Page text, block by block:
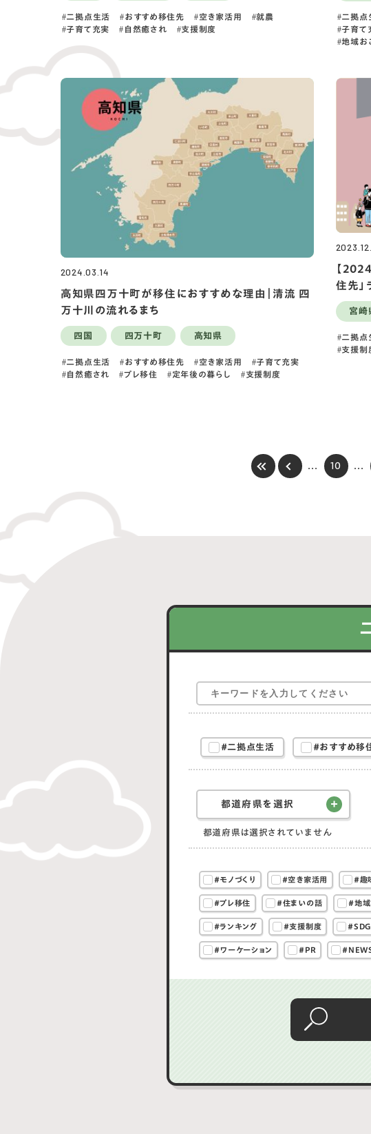
二拠点生活 おすすめ移住先 空き家活用
就農
子育て充実
自然癒され 支援制度
二拠点
子育て
地域お
2024.03.14
高知県四万十町が移住におすすめな理由｜清流 四
万十川の流れるまち
四国 四万十町 高知県
二拠点生活 おすすめ移住先 空き家活用
子育て充実
自然癒され
プレ移住 定年後の暮らし 支援制度
【
住先」
宮崎
二拠点
支援制
... 10 ...
#二拠点生活
#おすすめ移
都道府県を選択
都道府県は選択されていません
#モノづくり #空き家活用 #趣
#プレ移住 #住まいの話 #地域
#ランキング #支援制度
#ワーケーション #PR